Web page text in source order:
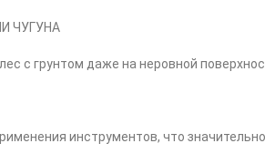
ЧУГУНА
с грунтом даже на неровной
инструментов, что